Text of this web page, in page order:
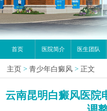
首页 医院简介 医生团队
主页 > 青少年白癜风 > 正文
云南昆明白癜风医院